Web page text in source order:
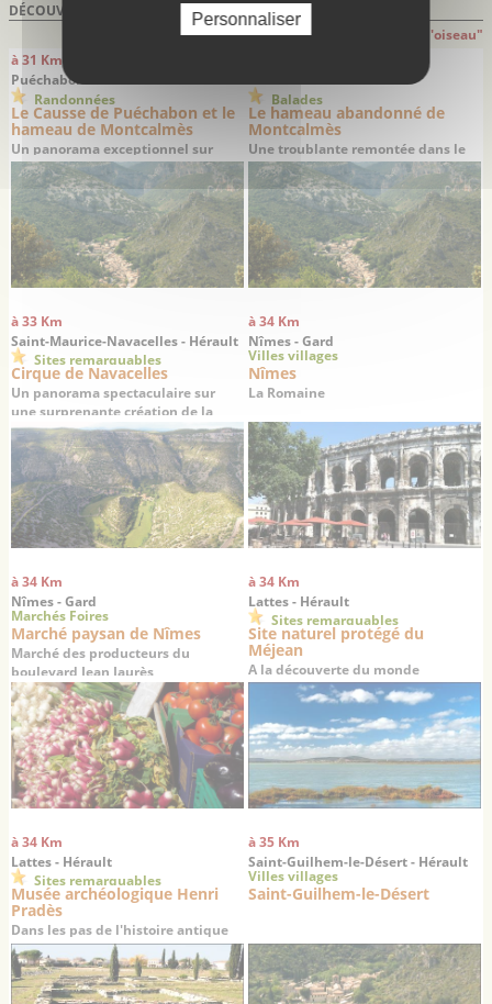
DÉCOUVRIR À PROXIMITÉ DECORCONNE
Attention: distances indiquées à "Vol d'oiseau"
à 31 Km
Puéchabon - Hérault
Randonnées
Le Causse de Puéchabon et le
hameau de Montcalmès
Un panorama exceptionnel sur
Saint-Guilhem-le-Désert
Puéchabon - Hérault
Balades
Le hameau abandonné de
Montcalmès
Une troublante remontée dans le
temps
à 33 Km
Saint-Maurice-Navacelles - Hérault
Sites remarquables
Cirque de Navacelles
Un panorama spectaculaire sur
une surprenante création de la
nature
à 34 Km
Nîmes - Gard
Villes villages
Nîmes
La Romaine
à 34 Km
Nîmes - Gard
Marchés Foires
Marché paysan de Nîmes
Marché des producteurs du
boulevard Jean Jaurès
à 34 Km
Lattes - Hérault
Sites remarquables
Site naturel protégé du
Méjean
A la découverte du monde
lagunaire languedocien
à 34 Km
Lattes - Hérault
Sites remarquables
Musée archéologique Henri
Pradès
Dans les pas de l'histoire antique
du Languedoc…
à 35 Km
Saint-Guilhem-le-Désert - Hérault
Villes villages
Saint-Guilhem-le-Désert
Personnaliser